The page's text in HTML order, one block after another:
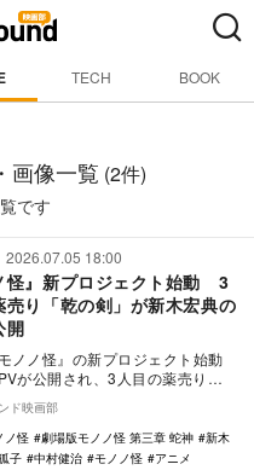
TECH BOOK
画像一覧 (2件)
です
2026.07.05 18:00
怪』新プロジェクト始動 3
売り「乾の剣」が新木宏典の
開
ノノ怪』の新プロジェクト始動
が公開され、3人目の薬売りと
り 乾の剣（けんのつるぎ）」の
…
ド映画部
ノ怪
劇場版モノノ怪 第三章 蛇神
新木
子 中村健治 モノノ怪 アニメ